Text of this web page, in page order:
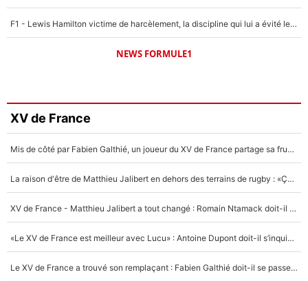
F1 - Lewis Hamilton victime de harcèlement, la discipline qui lui a évité le pire : «J'aurais probablement mal tourné»
NEWS FORMULE1
XV de France
Mis de côté par Fabien Galthié, un joueur du XV de France partage sa frustration : «ils ne me l’ont pas dit tout de suite»
La raison d'être de Matthieu Jalibert en dehors des terrains de rugby : «Ça m'atteint autant que si tu touches à un membre de ma famille»
XV de France - Matthieu Jalibert a tout changé : Romain Ntamack doit-il s’inquiéter pour sa place à un an de la Coupe du monde ?
«Le XV de France est meilleur avec Lucu» : Antoine Dupont doit-il s’inquiéter pour sa place ?
Le XV de France a trouvé son remplaçant : Fabien Galthié doit-il se passer d'Antoine Dupont ?